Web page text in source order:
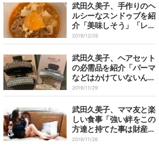
武田久美子、手作りのヘ
ルシーなスンドゥブを紹
介「美味しそう」「レシ
ピを教えて」の声
2019/12/05
武田久美子、ヘアセット
の必需品を紹介「パーマ
などはかけていないんで
すよ」
2019/11/29
武田久美子、ママ友と楽
しい食事「強い絆をこの
方達と持てた事は財産で
す！」
2019/11/26